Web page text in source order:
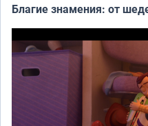
Благие знамения: от